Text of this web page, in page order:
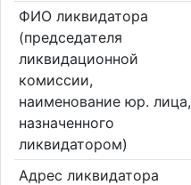
ФИО ликвидатора
(председателя
ликвидационной
комиссии,
наименование юр. лица,
назначенного
ликвидатором)
Адрес ликвидатора